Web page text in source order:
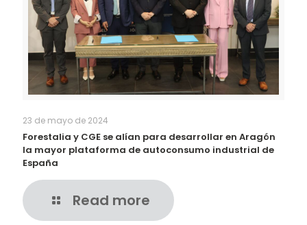
23 de mayo de 2024
Forestalia y CGE se alían para desarrollar en Aragón
la mayor plataforma de autoconsumo industrial de
España
Read more